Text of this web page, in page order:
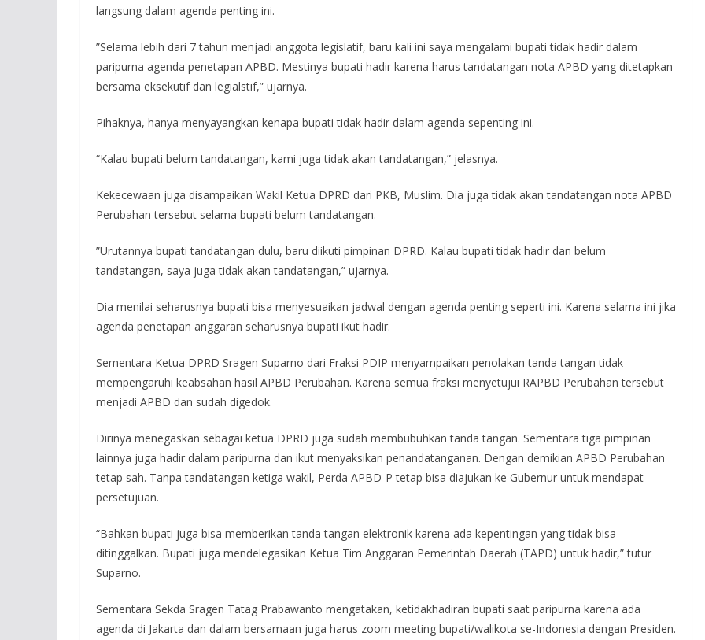
langsung dalam agenda penting ini.
”Selama lebih dari 7 tahun menjadi anggota legislatif, baru kali ini saya mengalami bupati tidak hadir dalam
paripurna agenda penetapan APBD. Mestinya bupati hadir karena harus tandatangan nota APBD yang ditetapkan
bersama eksekutif dan legialstif,” ujarnya.
Pihaknya, hanya menyayangkan kenapa bupati tidak hadir dalam agenda sepenting ini.
“Kalau bupati belum tandatangan, kami juga tidak akan tandatangan,” jelasnya.
Kekecewaan juga disampaikan Wakil Ketua DPRD dari PKB, Muslim. Dia juga tidak akan tandatangan nota APBD
Perubahan tersebut selama bupati belum tandatangan.
”Urutannya bupati tandatangan dulu, baru diikuti pimpinan DPRD. Kalau bupati tidak hadir dan belum
tandatangan, saya juga tidak akan tandatangan,” ujarnya.
Dia menilai seharusnya bupati bisa menyesuaikan jadwal dengan agenda penting seperti ini. Karena selama ini jika
agenda penetapan anggaran seharusnya bupati ikut hadir.
Sementara Ketua DPRD Sragen Suparno dari Fraksi PDIP menyampaikan penolakan tanda tangan tidak
mempengaruhi keabsahan hasil APBD Perubahan. Karena semua fraksi menyetujui RAPBD Perubahan tersebut
menjadi APBD dan sudah digedok.
Dirinya menegaskan sebagai ketua DPRD juga sudah membubuhkan tanda tangan. Sementara tiga pimpinan
lainnya juga hadir dalam paripurna dan ikut menyaksikan penandatanganan. Dengan demikian APBD Perubahan
tetap sah. Tanpa tandatangan ketiga wakil, Perda APBD-P tetap bisa diajukan ke Gubernur untuk mendapat
persetujuan.
“Bahkan bupati juga bisa memberikan tanda tangan elektronik karena ada kepentingan yang tidak bisa
ditinggalkan. Bupati juga mendelegasikan Ketua Tim Anggaran Pemerintah Daerah (TAPD) untuk hadir,” tutur
Suparno.
Sementara Sekda Sragen Tatag Prabawanto mengatakan, ketidakhadiran bupati saat paripurna karena ada
agenda di Jakarta dan dalam bersamaan juga harus zoom meeting bupati/walikota se-Indonesia dengan Presiden.